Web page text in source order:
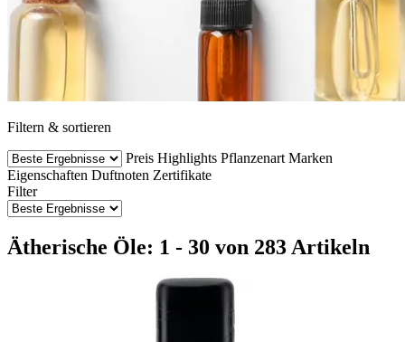
Filtern & sortieren
Preis Highlights Pflanzenart Marken
Eigenschaften Duftnoten Zertifikate
Filter
Ätherische Öle: 1 - 30 von 283 Artikeln